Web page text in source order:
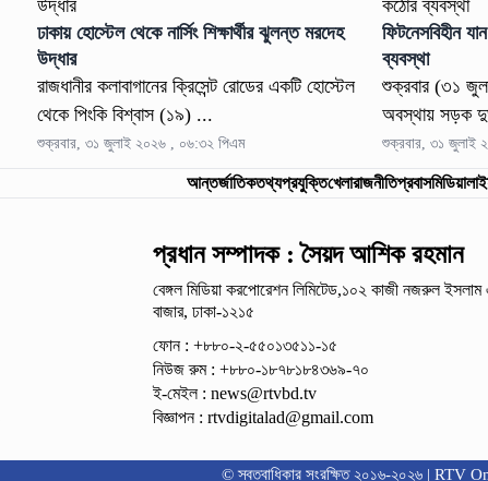
ঢাকায় হোস্টেল থেকে নার্সিং শিক্ষার্থীর ঝুলন্ত মরদেহ
উদ্ধার
রাজধানীর কলাবাগানের ক্রিসেন্ট রোডের একটি হোস্টেল
থেকে পিংকি বিশ্বাস (১৯) ...
শুক্রবার, ৩১ জুলাই ২০২৬ , ০৬:৩২ পিএম
ফিটনেসবিহীন
ব্যবস্থা
শুক্রবার (৩১
অবস্থায় সড়ক
শুক্রবার, ৩১ জুলাই
আন্তর্জাতিকতথ্যপ্রযুক্তিখেলারাজনীতিপ্রবাসমিডিয়া
প্রধান সম্পাদক : সৈয়দ আশিক রহমান
বেঙ্গল মিডিয়া করপোরেশন লিমিটেড,১০২ কাজী নজরুল ইসলাম
বাজার, ঢাকা-১২১৫
ফোন : +৮৮০-২-৫৫০১৩৫১১-১৫
নিউজ রুম : +৮৮০-১৮৭৮১৮৪৩৬৯-৭০
ই-মেইল : news@rtvbd.tv
বিজ্ঞাপন : rtvdigitalad@gmail.com
© স্বত্বাধিকার সংরক্ষিত ২০১৬-২০২৬ | RTV